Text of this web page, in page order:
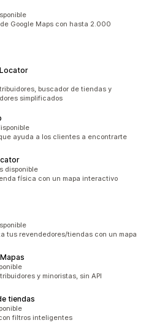
Google Maps con hasta 2.000
buscador de tiendas y
simplificados
ayuda a los clientes a encontrarte
disponible
física con un mapa interactivo
tus revendedores/tiendas con un mapa
y minoristas, sin API
tiendas
filtros inteligentes